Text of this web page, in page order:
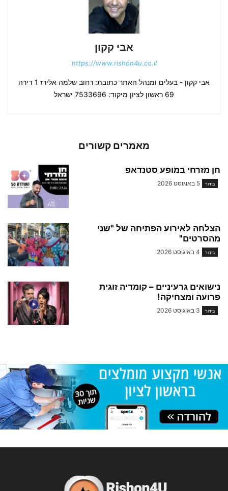
אבי קקון
https://www.rishon4u.co.il
אבי קקון - בעלים ומנהל האתר כתובת: רחוב שלמה אלירז 1 דירה
69 ראשון לציון מיקוד: 7533696 ישראל
מאמרים קשורים
חן מזרחי במופע סטנדאפ
בידור 5 באוגוסט 2026
הצלחה לאירוע הפתיחה של "שני
מהסרטים"
בידור 4 באוגוסט 2026
נישואים גרעיניים – קומדיה זוגית
פרועה ומצחיקה!
בידור 3 באוגוסט 2026